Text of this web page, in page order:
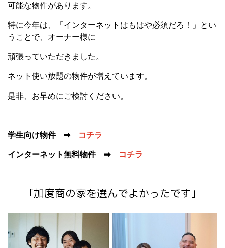
可能な物件があります。
特に今年は、「インターネットはもはや必須だろ！」とい
うことで、オーナー様に
頑張っていただきました。
ネット使い放題の物件が増えています。
是非、お早めにご検討ください。
学生向け物件 ➡ コチラ
インターネット無料物件 ➡ コチラ
「加度商の家を選んでよかったです」